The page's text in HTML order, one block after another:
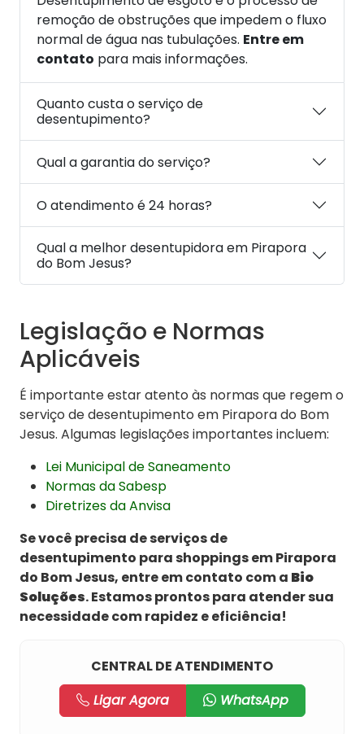
remoção de obstruções que impedem o fluxo
normal de água nas tubulações. Entre em
contato para mais informações.
Quanto custa o serviço de
desentupimento?
Qual a garantia do serviço?
O atendimento é 24 horas?
Qual a melhor desentupidora em Pirapora
do Bom Jesus?
Legislação e Normas
Aplicáveis
É importante estar atento às normas que regem o
serviço de desentupimento em Pirapora do Bom
Jesus. Algumas legislações importantes incluem:
Lei Municipal de Saneamento
Normas da Sabesp
Diretrizes da Anvisa
Se você precisa de serviços de
desentupimento para shoppings em Pirapora
do Bom Jesus, entre em contato com a Bio
Soluções. Estamos prontos para atender sua
necessidade com rapidez e eficiência!
CENTRAL DE ATENDIMENTO
Ligar Agora
WhatsApp